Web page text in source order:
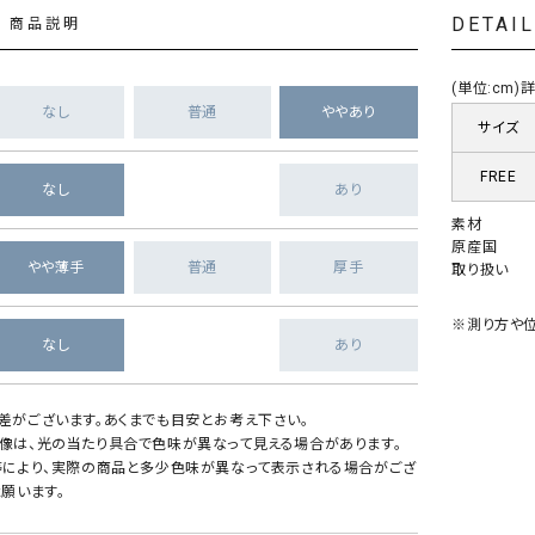
商品説明
なし 普通 ややあり
なし あり
やや薄手 普通 厚手
なし あり
ございます。あくまでも目安とお考え下さい。
、光の当たり具合で色味が異なって見える場合があります。
より、実際の商品と多少色味が異なって表示される場合がござ
います。
DETAIL
(単位:cm)詳
サイズ
FREE
素材
原産国
取り扱い
※測り方や位